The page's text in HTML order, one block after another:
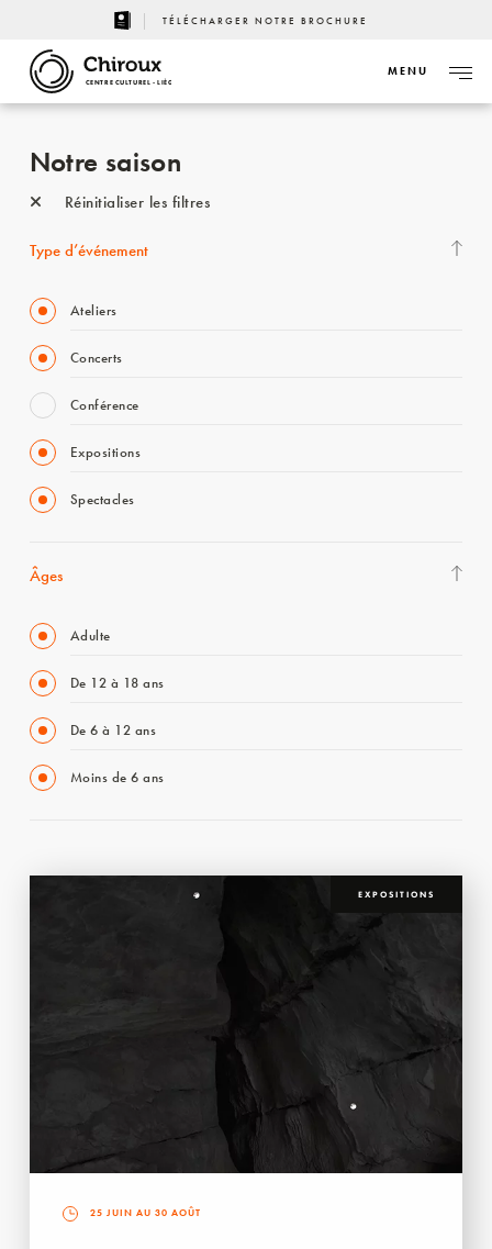
TÉLÉCHARGER NOTRE BROCHURE
CENTRE CULTUREL - LIÈGE
MENU
Notre saison
Réinitialiser les filtres
Type d’événement
Ateliers
Concerts
Conférence
Expositions
Spectacles
Âges
Adulte
De 12 à 18 ans
De 6 à 12 ans
Moins de 6 ans
EXPOSITIONS
25 JUIN AU 30 AOÛT